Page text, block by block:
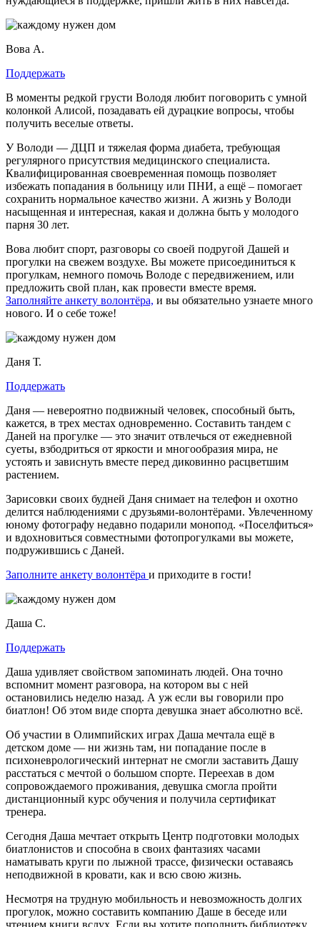
Вова А.
Поддержать
В моменты редкой грусти Володя любит поговорить с умной
колонкой Алисой, позадавать ей дурацкие вопросы, чтобы
получить веселые ответы.
У Володи — ДЦП и тяжелая форма диабета, требующая
регулярного присутствия медицинского специалиста.
Квалифицированная своевременная помощь позволяет
избежать попадания в больницу или ПНИ, а ещё – помогает
сохранить нормальное качество жизни. А жизнь у Володи
насыщенная и интересная, какая и должна быть у молодого
парня 30 лет.
Вова любит спорт, разговоры со своей подругой Дашей и
прогулки на свежем воздухе. Вы можете присоединиться к
прогулкам, немного помочь Володе с передвижением, или
предложить свой план, как провести вместе время.
Заполняйте анкету волонтёра, и вы обязательно узнаете много
нового. И о себе тоже!
Даня Т.
Поддержать
Даня — невероятно подвижный человек, способный быть,
кажется, в трех местах одновременно. Составить тандем с
Даней на прогулке — это значит отвлечься от ежедневной
суеты, взбодриться от яркости и многообразия мира, не
устоять и зависнуть вместе перед диковинно расцветшим
растением.
Зарисовки своих будней Даня снимает на телефон и охотно
делится наблюдениями с друзьями-волонтёрами. Увлеченному
юному фотографу недавно подарили монопод. «Поселфиться»
и вдохновиться совместными фотопрогулками вы можете,
подружившись с Даней.
Заполните анкету волонтёра и приходите в гости!
Даша С.
Поддержать
Даша удивляет свойством запоминать людей. Она точно
вспомнит момент разговора, на котором вы с ней
остановились неделю назад. А уж если вы говорили про
биатлон! Об этом виде спорта девушка знает абсолютно всё.
Об участии в Олимпийских играх Даша мечтала ещё в
детском доме — ни жизнь там, ни попадание после в
психоневрологический интернат не смогли заставить Дашу
расстаться с мечтой о большом спорте. Переехав в дом
сопровождаемого проживания, девушка смогла пройти
дистанционный курс обучения и получила сертификат
тренера.
Сегодня Даша мечтает открыть Центр подготовки молодых
биатлонистов и способна в своих фантазиях часами
наматывать круги по лыжной трассе, физически оставаясь
неподвижной в кровати, как и всю свою жизнь.
Несмотря на трудную мобильность и невозможность долгих
прогулок, можно составить компанию Даше в беседе или
чтением книги вслух. Если вы хотите пополнить библиотеку